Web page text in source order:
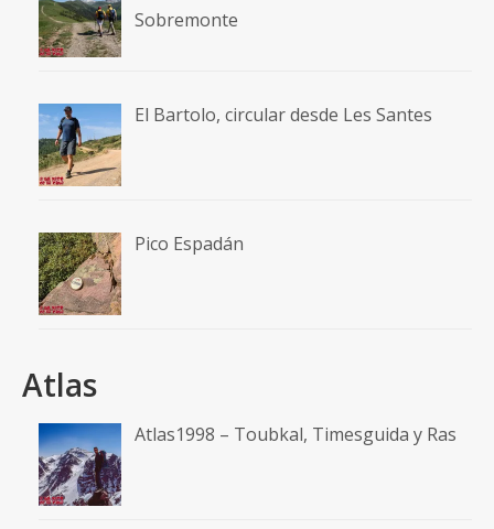
Sobremonte
El Bartolo, circular desde Les Santes
Pico Espadán
Atlas
Atlas1998 – Toubkal, Timesguida y Ras